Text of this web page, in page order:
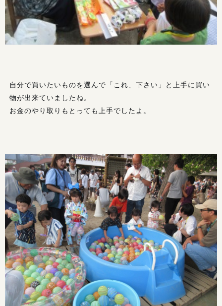
自分で買いたいものを選んで「これ、下さい」と上手に買い
物が出来ていましたね。
お金のやり取りもとっても上手でしたよ。